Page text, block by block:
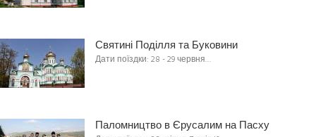
Святині Поділля та Буковини
Дати поїздки: 28 - 29 червня…
Паломництво в Єрусалим на Пасху